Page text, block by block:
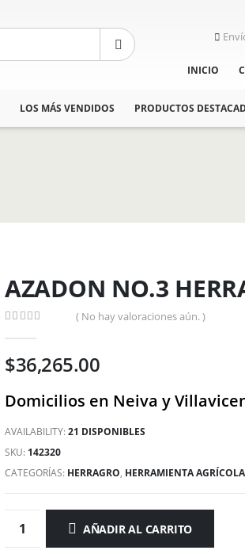
INICIO
LOS MÁS VENDIDOS PRODUCTOS
AZADON NO.3
( No hay valoraciones aún. )
$36,265.00
Domicilios en Neiva y
AVAILABILITY:21 DISPONIBLES
SKU: 142320
CATEGORÍAS: HERRAGRO, HERRAMIENTA AGRÍCOLA
AÑADIR AL CARRITO